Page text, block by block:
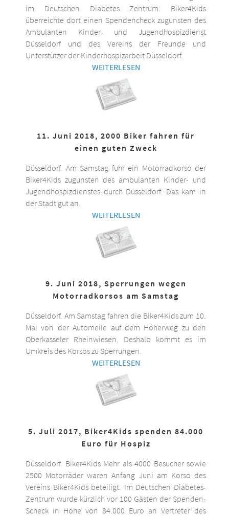
im Deutschen Diabetes Zentrum: Biker4Kids
überreichte dort einen Spendencheck zugunsten des
Ambulanten Kinder- und Jugendhospizdienst
Düsseldorf und des Vereins der Freunde und
Unterstützer der Kinderhospizarbeit Düsseldorf.
WEITERLESEN
11. Juni 2018, 2000 Biker fahren für
einen guten Zweck
Düsseldorf. Am Samstag fuhr ein Motorradkorso der
Biker4Kids zugunsten des ambulanten Kinder- und
Jugendhospizdienstes durch Düsseldorf. Das kam in
der Stadt gut an.
WEITERLESEN
9. Juni 2018, Sperrungen wegen
Motorradkorsos am Samstag
Düsseldorf. Am Samstag fahren die Biker4Kids zum 10.
Mal von der Automeile auf dem Höherweg zu den
Oberkasseler Rheinwiesen. Deshalb kommt es im
Umkreis des Korsos zu Sperrungen.
WEITERLESEN
5. Juli 2017, Biker4Kids spenden 84.000
Euro für Hospiz
Düsseldorf. Biker4Kids Mehr als 4000 Besucher sowie
2500 Motorräder waren Anfang Juni am Korso des
Vereins Biker4Kids beteiligt. Im Deutschen Diabetes-
Zentrum wurde kürzlich vor 100 Gästen der Spenden-
Scheck in Höhe von 84.000 Euro an Vertreter des